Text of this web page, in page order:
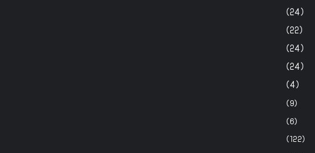
(24)
(22)
(24)
(24)
(4)
(9)
(6)
(122)